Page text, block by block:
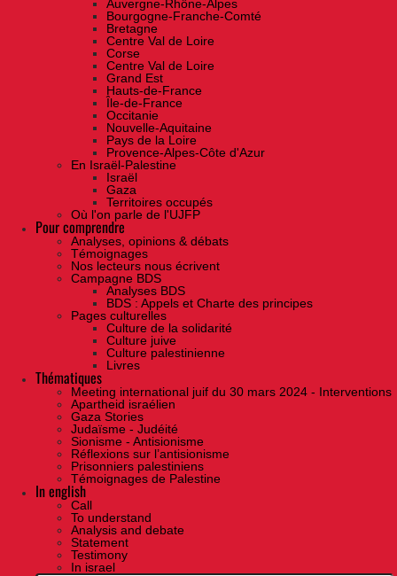
Auvergne-Rhône-Alpes
Bourgogne-Franche-Comté
Bretagne
Centre Val de Loire
Corse
Centre Val de Loire
Grand Est
Hauts-de-France
Île-de-France
Occitanie
Nouvelle-Aquitaine
Pays de la Loire
Provence-Alpes-Côte d'Azur
En Israël-Palestine
Israël
Gaza
Territoires occupés
Où l'on parle de l'UJFP
Pour comprendre
Analyses, opinions & débats
Témoignages
Nos lecteurs nous écrivent
Campagne BDS
Analyses BDS
BDS : Appels et Charte des principes
Pages culturelles
Culture de la solidarité
Culture juive
Culture palestinienne
Livres
Thématiques
Meeting international juif du 30 mars 2024 - Interventions
Apartheid israélien
Gaza Stories
Judaïsme - Judéité
Sionisme - Antisionisme
Réflexions sur l’antisionisme
Prisonniers palestiniens
Témoignages de Palestine
In english
Call
To understand
Analysis and debate
Statement
Testimony
In israel